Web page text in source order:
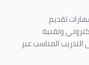
تقديم
وتقنية
المناسب عبر